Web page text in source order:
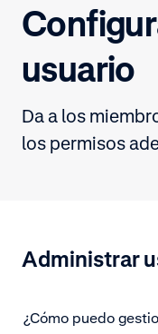
usuario
Da a los
los permisos
Administrar
¿Cómo puedo